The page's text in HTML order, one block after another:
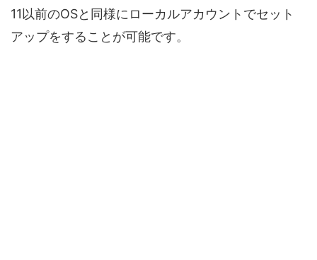
11以前のOSと同様にローカルアカウントでセット
アップをすることが可能です。